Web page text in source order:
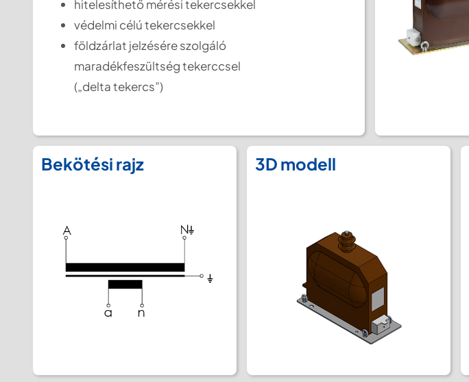
hitelesíthető mérési tekercsekkel
védelmi célú tekercsekkel
földzárlat jelzésére szolgáló
maradékfeszültség tekerccsel
(„delta tekercs”)
Bekötési rajz 3D modell